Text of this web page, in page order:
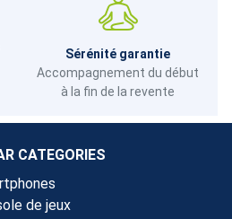
Sérénité garantie
Accompagnement du début
à la fin de la revente
CATEGORIES
de jeux